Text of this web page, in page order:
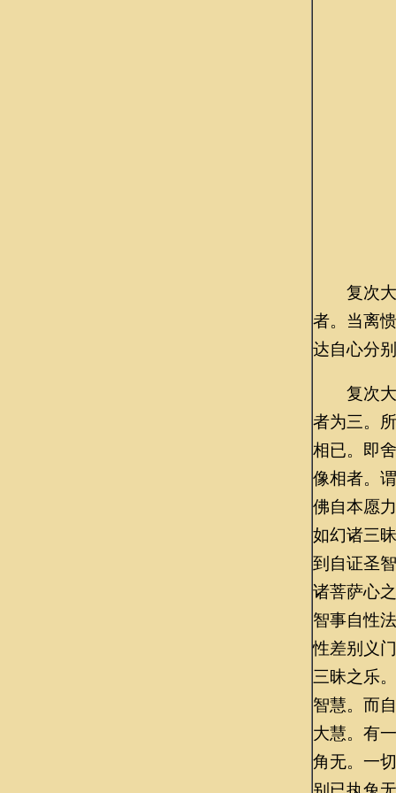
复次大
者。当离
达自心分
复次大
者为三。
相已。即
像相者。
佛自本愿
如幻诸三
到自证圣
诸菩萨心
智事自性
性差别义
三昧之乐
智慧。而
大慧。有
角无。一